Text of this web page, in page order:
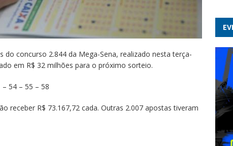
concurso 2.844 da Mega-Sena, realizado nesta terça-
em R$ 32 milhões para o próximo sorteio.
54 – 55 – 58
receber R$ 73.167,72 cada. Outras 2.007 apostas tiveram